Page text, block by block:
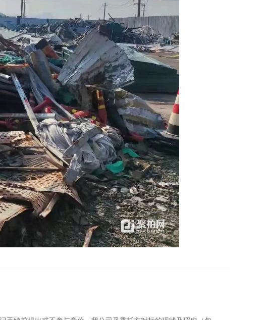
。
河北中废通拍卖有限公司全额扣除竞买人的竞买保证金，作为竞买
标的物进行了预展，并声明不承担瑕疵担保责任。
果。
视为竞买人已经对竞买标的物查验完毕，对竞买标的物的